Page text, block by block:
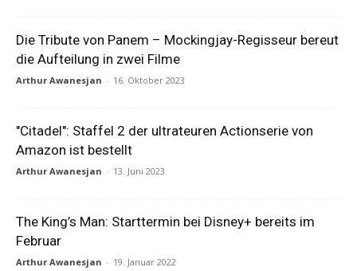
Die Tribute von Panem – Mockingjay-Regisseur bereut
die Aufteilung in zwei Filme
Arthur Awanesjan - 16. Oktober 2023
"Citadel": Staffel 2 der ultrateuren Actionserie von
Amazon ist bestellt
Arthur Awanesjan - 13. Juni 2023
The King’s Man: Starttermin bei Disney+ bereits im
Februar
Arthur Awanesjan - 19. Januar 2022